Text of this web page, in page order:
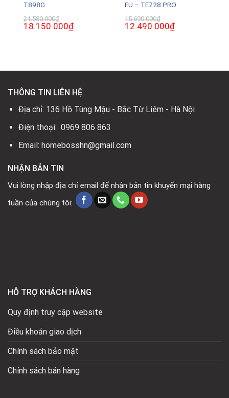
T898G
21.580.000₫
Giá
gốc
18.150.000₫Giá
hiện
EU – TE728 PRO
15.690.000₫
Giá
gốc
12.490.000₫Giá
hiện
THÔNG TIN LIÊN HỆ
Địa chỉ: 136 Hồ Tùng Mậu - Bắc Từ Liêm - Hà Nội
Điện thoại: 0969 806 863
Email: homebosshn@gmail.com
NHẬN BẢN TIN
Vui lòng nhập địa chỉ email để nhận bản tin khuyến mại hàng
tuần của chúng tôi:
HỖ TRỢ KHÁCH HÀNG
Quy định truy cập website
Điều khoản giao dịch
Chính sách bảo mật
Chính sách bán hàng